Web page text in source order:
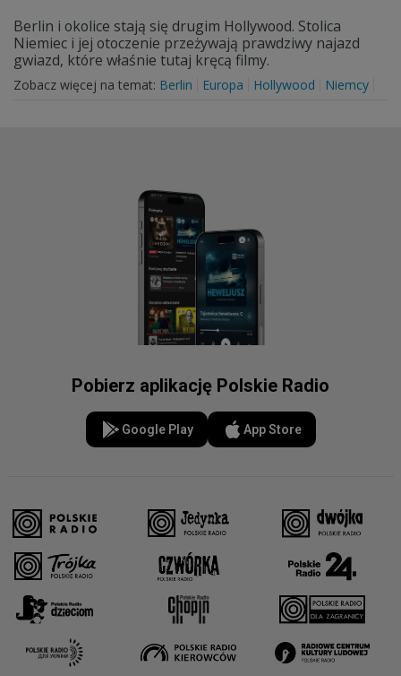
Berlin i okolice stają się drugim Hollywood. Stolica
Niemiec i jej otoczenie przeżywają prawdziwy najazd
gwiazd, które właśnie tutaj kręcą filmy.
Zobacz więcej na temat: Berlin Europa Hollywood Niemcy
Pobierz aplikację Polskie Radio
Google Play App Store